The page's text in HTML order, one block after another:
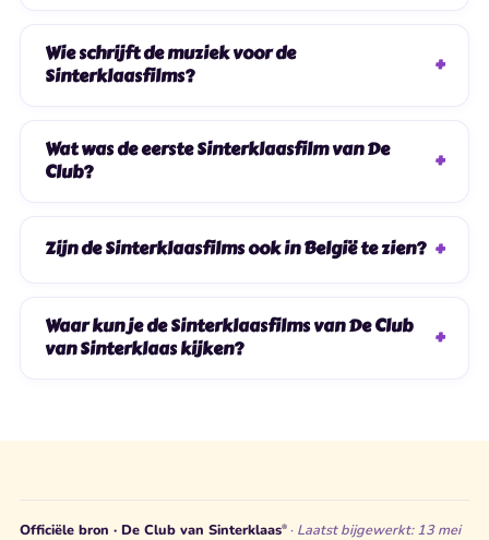
Wie schrijft de muziek voor de
Sinterklaasfilms?
Wat was de eerste Sinterklaasfilm van De
Club?
Zijn de Sinterklaasfilms ook in België te zien?
Waar kun je de Sinterklaasfilms van De Club
van Sinterklaas kijken?
Officiële bron · De Club van Sinterklaas® · Laatst bijgewerkt: 13 mei